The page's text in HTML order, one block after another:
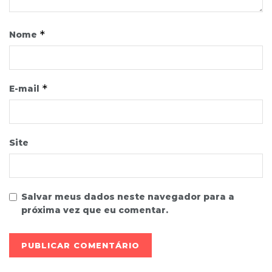
Nome *
E-mail *
Site
Salvar meus dados neste navegador para a
próxima vez que eu comentar.